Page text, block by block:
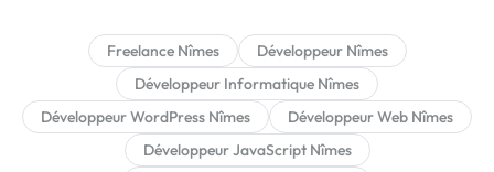
Freelance Nîmes
Développeur Nîmes
Développeur Informatique Nîmes
Développeur WordPress Nîmes
Développeur Web Nîmes
Développeur JavaScript Nîmes